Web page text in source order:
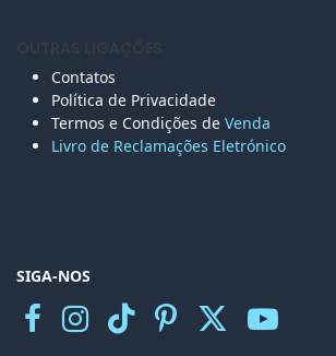
Contatos
Política de Privacidade
Termos e Condições de Venda
Livro de Reclamações Eletrónico
SIGA-NOS